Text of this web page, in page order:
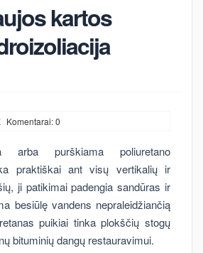
kartos
Komentarai: 0
arba purškiama poliuretano
praktiškai ant visų vertikalių ir
ji patikimai padengia sandūras ir
besiūlę vandens nepraleidžiančią
puikiai tinka plokščių stogų
bituminių dangų restauravimui.